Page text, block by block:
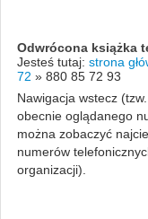
Odwrócona książka
Jesteś tutaj: strona
72 » 880 85 72 93
Nawigacja wstecz
obecnie oglądanego
można zobaczyć
numerów
organizacji).